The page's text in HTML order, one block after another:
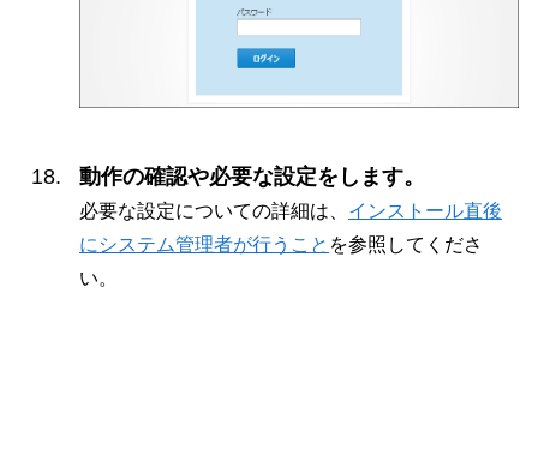
動作の確認や必要な設定をします。
必要な設定についての詳細は、 インストール直後
にシステム管理者が行うこと を参照してくださ
い。